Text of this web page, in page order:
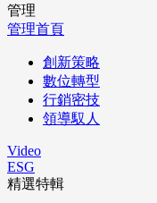
管理
管理首頁
創新策略
數位轉型
行銷密技
領導馭人
Video
ESG
精選特輯